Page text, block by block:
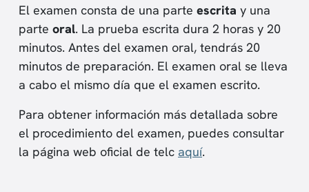
El examen consta de una parte escrita y una
parte oral. La prueba escrita dura 2 horas y 20
minutos. Antes del examen oral, tendrás 20
minutos de preparación. El examen oral se lleva
a cabo el mismo día que el examen escrito.
Para obtener información más detallada sobre
el procedimiento del examen, puedes consultar
la página web oficial de telc aquí.